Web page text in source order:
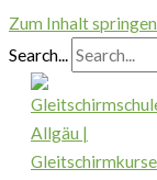
Zum Inhalt springen
Search...